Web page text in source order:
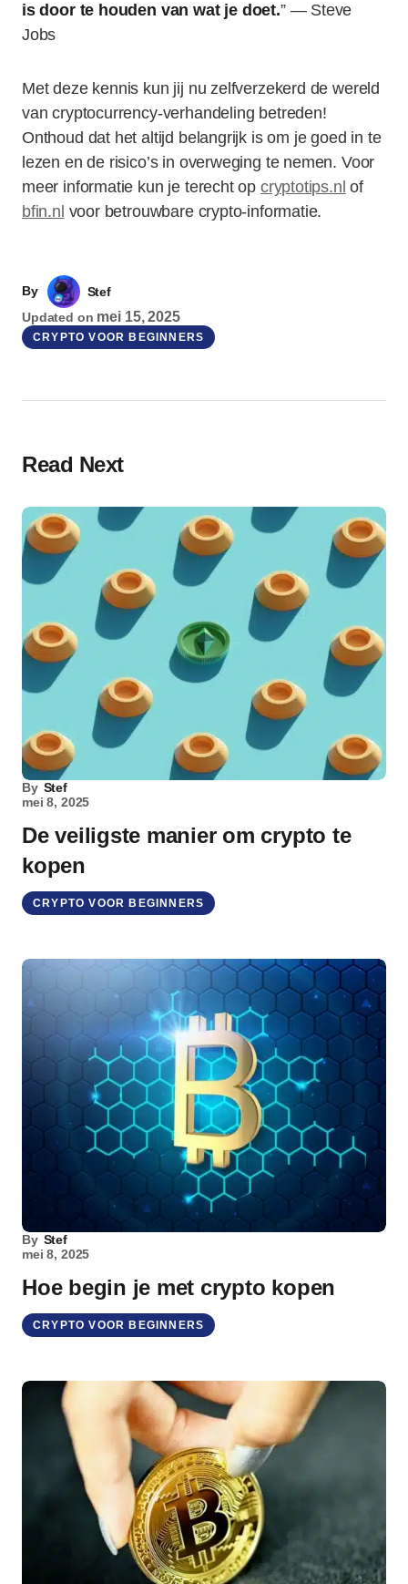
is door te houden van wat je doet.” — Steve
Jobs
Met deze kennis kun jij nu zelfverzekerd de wereld
van cryptocurrency-verhandeling betreden!
Onthoud dat het altijd belangrijk is om je goed in te
lezen en de risico’s in overweging te nemen. Voor
meer informatie kun je terecht op cryptotips.nl of
bfin.nl voor betrouwbare crypto-informatie.
By
Stef
Updated on mei 15, 2025
CRYPTO VOOR BEGINNERS
Read Next
By Stef
mei 8, 2025
De veiligste manier om crypto te
kopen
CRYPTO VOOR BEGINNERS
By Stef
mei 8, 2025
Hoe begin je met crypto kopen
CRYPTO VOOR BEGINNERS